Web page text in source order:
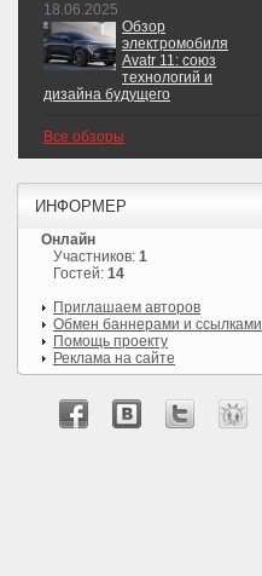
18.06.2025
Обзор
электромобиля
Avatr 11: союз
технологий и
дизайна будущего
Все обзоры
ИНФОРМЕР
Онлайн
Участников: 1
Гостей: 14
Приглашаем авторов
Обмен баннерами и ссылками
Помощь проекту
Реклама на сайте